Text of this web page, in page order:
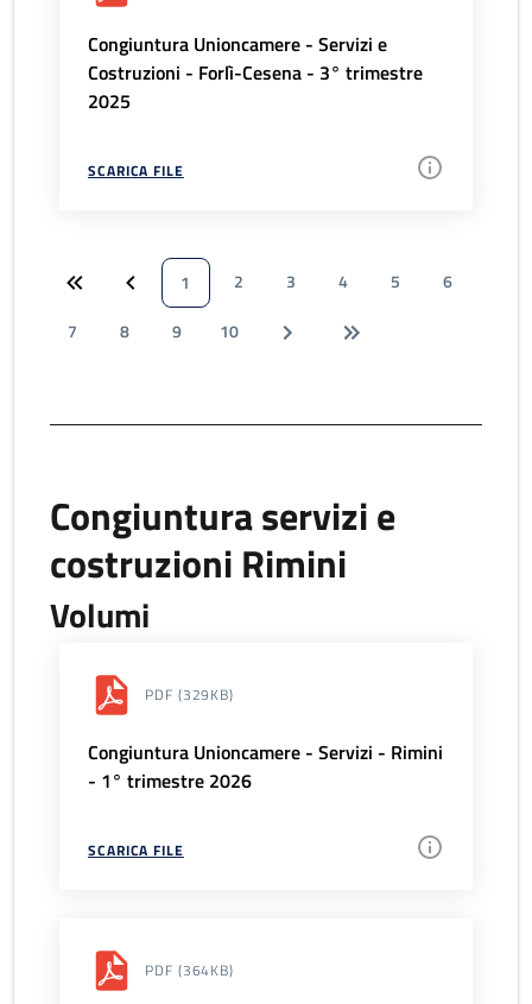
Congiuntura Unioncamere - Servizi e
Costruzioni - Forlì-Cesena - 3° trimestre
2025
SCARICA FILE
1 2 3 4 5
6
7
8 9 10
Congiuntura servizi e
costruzioni Rimini
Volumi
PDF (329KB)
Congiuntura Unioncamere - Servizi - Rimini
- 1° trimestre 2026
SCARICA FILE
PDF (364KB)